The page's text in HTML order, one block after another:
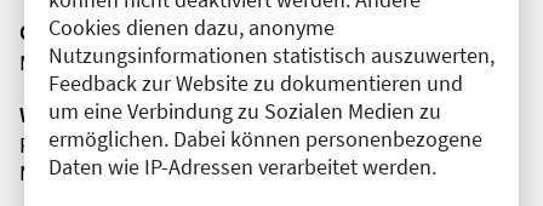
Cookies dienen dazu, anonyme
Nutzungsinformationen statistisch auszuwerten,
Feedback zur Website zu dokumentieren und
um eine Verbindung zu Sozialen Medien zu
ermöglichen. Dabei können personenbezogene
Daten wie IP-Adressen verarbeitet werden.
Organisator(en)
MEDIZIN TO GO gemeinnützige GmbH
Wissenschaftliche Leitung
Frau Elisabeth Müller
MEDIZIN TO GO gemeinnützige GmbH